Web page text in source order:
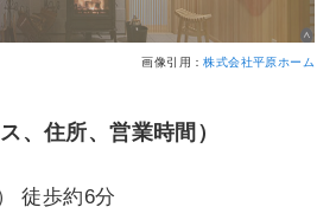
画像引用：株式会社平原ホーム
、住所、営業時間）
徒歩約6分